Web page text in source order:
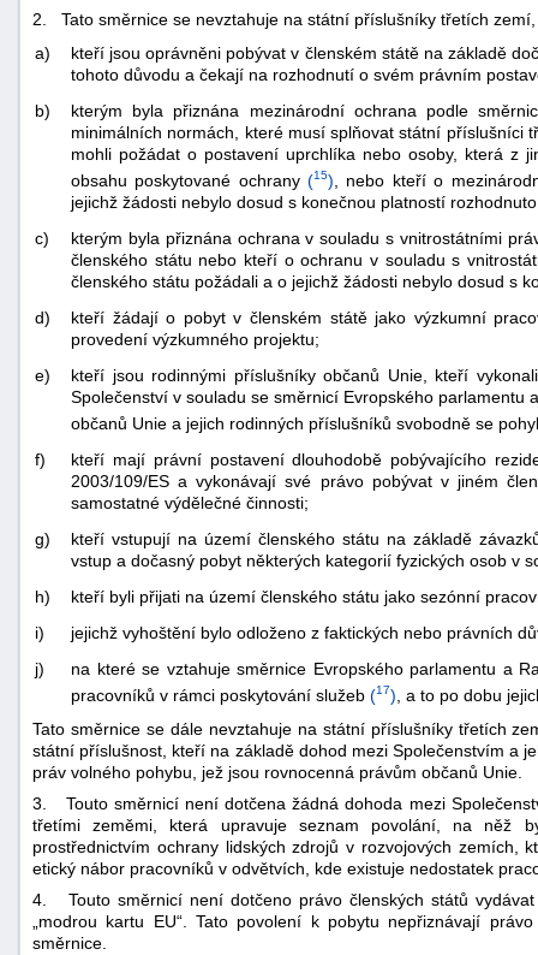
2. Tato směrnice se nevztahuje na státní příslušníky třetích zemí,
a)
kteří jsou oprávněni pobývat v členském státě na základě
tohoto důvodu a čekají na rozhodnutí o svém právním
b)
kterým byla přiznána mezinárodní ochrana podle
minimálních normách, které musí splňovat státní příslušníci
mohli požádat o postavení uprchlíka nebo osoby, která z
obsahu poskytované ochrany(15) , nebo kteří o
jejichž žádosti nebylo dosud s konečnou platností
c)
kterým byla přiznána ochrana v souladu s vnitrostátními
členského státu nebo kteří o ochranu v souladu s
členského státu požádali a o jejichž žádosti nebylo dosud s
d)
kteří žádají o pobyt v členském státě jako výzkumní
provedení výzkumného projektu;
e)
kteří jsou rodinnými příslušníky občanů Unie, kteří
Společenství v souladu se směrnicí Evropského parlamentu
občanů Unie a jejich rodinných příslušníků svobodně se
f)
kteří mají právní postavení dlouhodobě pobývajícího
2003/109/ES a vykonávají své právo pobývat v jiném
samostatné výdělečné činnosti;
g)
kteří vstupují na území členského státu na základě
vstup a dočasný pobyt některých kategorií fyzických osob v
h)
kteří byli přijati na území členského státu jako sezónní
i)
jejichž vyhoštění bylo odloženo z faktických nebo právních
j)
na které se vztahuje směrnice Evropského parlamentu a
pracovníků v rámci poskytování služeb (17) , a to po dobu
Tato směrnice se dále nevztahuje na státní příslušníky třetích
státní příslušnost, kteří na základě dohod mezi Společenstvím a
práv volného pohybu, jež jsou rovnocenná právům občanů Unie.
3. Touto směrnicí není dotčena žádná dohoda mezi
třetími zeměmi, která upravuje seznam povolání, na něž
prostřednictvím ochrany lidských zdrojů v rozvojových zemích,
etický nábor pracovníků v odvětvích, kde existuje nedostatek
4. Touto směrnicí není dotčeno právo členských států
„modrou kartu EU“. Tato povolení k pobytu nepřiznávají
směrnice.